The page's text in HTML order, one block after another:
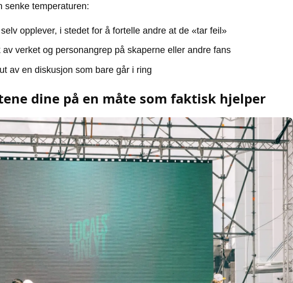
senke temperaturen:
opplever, i stedet for å fortelle andre at de «tar feil»
verket og personangrep på skaperne eller andre fans
av en diskusjon som bare går i ring
dine på en måte som faktisk hjelper